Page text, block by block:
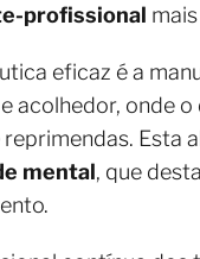
profissional
eficaz é a
acolhedor, onde
Esta
mental, que